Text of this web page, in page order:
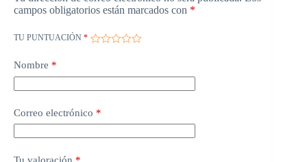
campos obligatorios están marcados con *
TU PUNTUACIÓN *
Nombre *
Correo electrónico *